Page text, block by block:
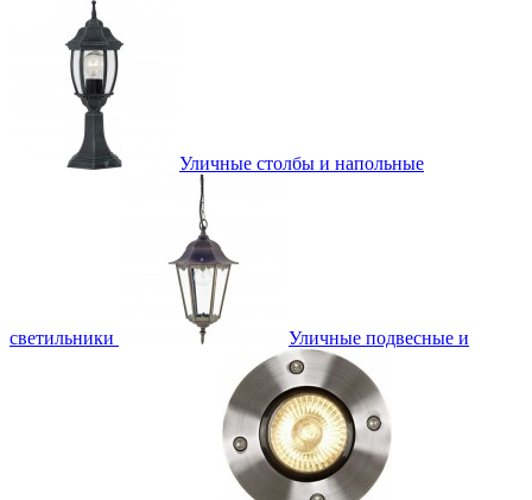
Уличные столбы и напольные
светильники Уличные подвесные и